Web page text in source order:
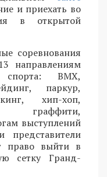
и приехать во
в открытой
соревнования
направлениям
BMX,
паркур,
хип-хоп,
граффити,
выступлений
представители
право выйти в
сетку Гранд-